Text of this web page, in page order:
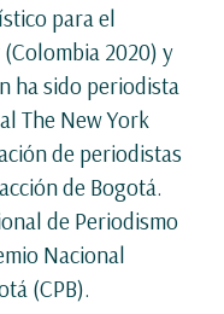
para el
2020) y
ha sido periodista
The New York
de periodistas
de Bogotá.
de Periodismo
Nacional
(CPB).